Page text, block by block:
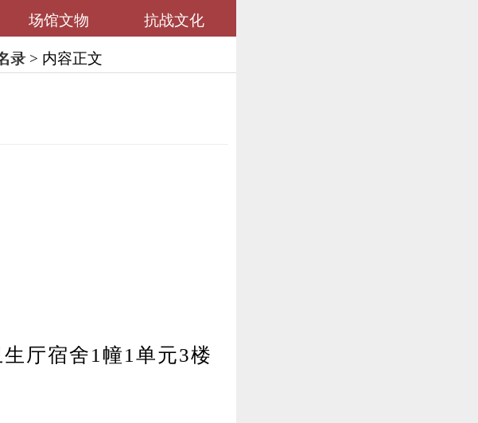
场馆文物 抗战文化
录> 内容正文
厅宿舍1幢1单元3楼